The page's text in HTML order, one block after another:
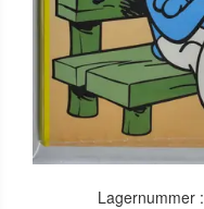
Lagernummer :